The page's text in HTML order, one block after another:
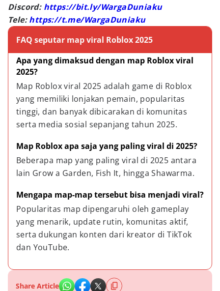
Discord: https://bit.ly/WargaDuniaku
Tele:https://t.me/WargaDuniaku
FAQ seputar map viral Roblox 2025
Apa yang dimaksud dengan map Roblox viral
2025?
Map Roblox viral 2025 adalah game di Roblox
yang memiliki lonjakan pemain, popularitas
tinggi, dan banyak dibicarakan di komunitas
serta media sosial sepanjang tahun 2025.
Map Roblox apa saja yang paling viral di 2025?
Beberapa map yang paling viral di 2025 antara
lain Grow a Garden, Fish It, hingga Shawarma.
Mengapa map-map tersebut bisa menjadi viral?
Popularitas map dipengaruhi oleh gameplay
yang menarik, update rutin, komunitas aktif,
serta dukungan konten dari kreator di TikTok
dan YouTube.
Share Article